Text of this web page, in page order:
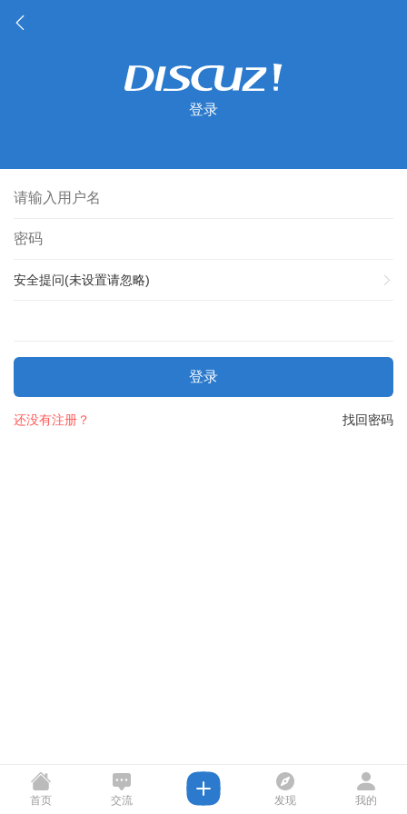
登录
安全提问(未设置请忽略)
登录
找回密码
还没有注册？
首页 交流 发现 我的